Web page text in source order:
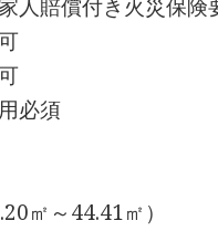
償付き火災保険
必須
㎡～44.41㎡）